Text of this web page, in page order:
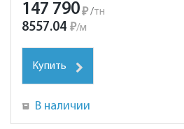
147 790₽ /тн
8557.04 ₽/м
Купить
В наличии